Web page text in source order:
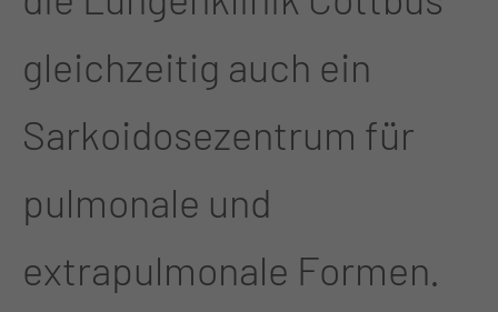
gleichzeitig auch ein
Sarkoidosezentrum für
pulmonale und
extrapulmonale Formen.